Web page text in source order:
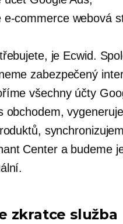
e-commercewebová
je Ecwid.
zabezpečený
všechny účty
obchodem,
Center a budeme
zkratce služba